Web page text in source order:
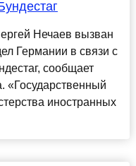
Нечаев вызван
Германии в связи с
сообщает
«Государственный
иностранных